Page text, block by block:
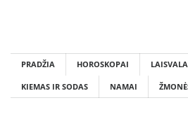
PRADŽIA HOROSKOPAI
KIEMAS IR SODAS NAMAI